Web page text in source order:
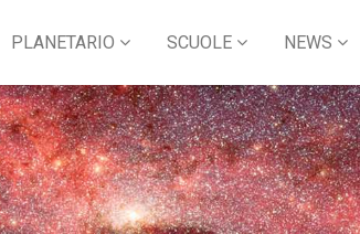
PLANETARIO SCUOLE NEWS